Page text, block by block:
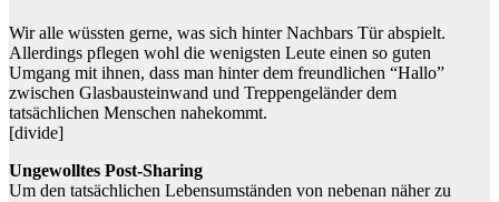
Wir alle wüssten gerne, was sich hinter Nachbars Tür abspielt.
Allerdings pflegen wohl die wenigsten Leute einen so guten
Umgang mit ihnen, dass man hinter dem freundlichen “Hallo”
zwischen Glasbausteinwand und Treppengeländer dem
tatsächlichen Menschen nahekommt.
[divide]
Ungewolltes Post-Sharing
Um den tatsächlichen Lebensumständen von nebenan näher zu